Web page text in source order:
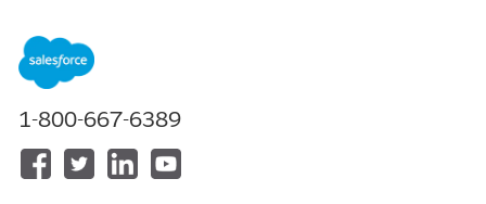
提供版本：使用 Build Your Own 範本的 LWR Experience
Cloud 網站
若要設定傳訊設定
1-800-667-6389